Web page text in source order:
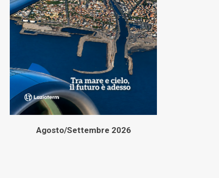
Agosto/Settembre 2026